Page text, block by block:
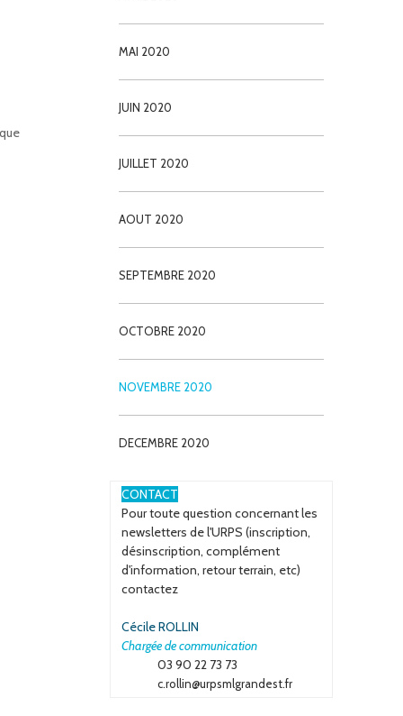
MAI 2020
JUIN 2020
JUILLET 2020
AOUT 2020
SEPTEMBRE 2020
OCTOBRE 2020
NOVEMBRE 2020
DECEMBRE 2020
CONTACT
Pour toute question concernant les
newsletters de l'URPS (inscription,
désinscription, complément
d'information, retour terrain, etc)
contactez
Cécile ROLLIN
Chargée de communication
03 90 22 73 73
c.rollin@urpsmlgrandest.fr